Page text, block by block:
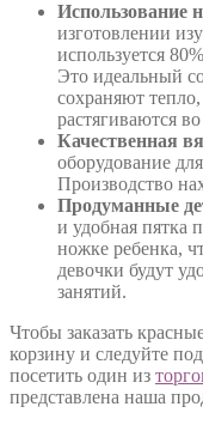
Использование
изготовлении
используется
Это идеальный
сохраняют
растягиваются
Качественная
оборудование
Производство
Продуманные
и удобная пятка
ножке ребенка,
девочки будут
занятий.
Чтобы заказать
корзину и следуйте
посетить один из
представлена наша